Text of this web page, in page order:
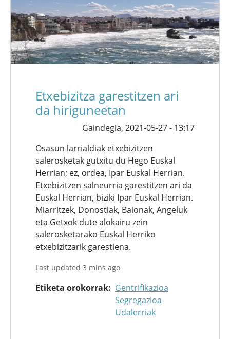
Etxebizitza garestitzen ari
da hiriguneetan
Gaindegia, 2021-05-27 - 13:17
Osasun larrialdiak etxebizitzen
salerosketak gutxitu du Hego Euskal
Herrian; ez, ordea, Ipar Euskal Herrian.
Etxebizitzen salneurria garestitzen ari da
Euskal Herrian, biziki Ipar Euskal Herrian.
Miarritzek, Donostiak, Baionak, Angeluk
eta Getxok dute alokairu zein
salerosketarako Euskal Herriko
etxebizitzarik garestiena.
Last updated 3 mins ago
Etiketa orokorrak
Gentrifikazioa
Segregazioa
Udalerriak